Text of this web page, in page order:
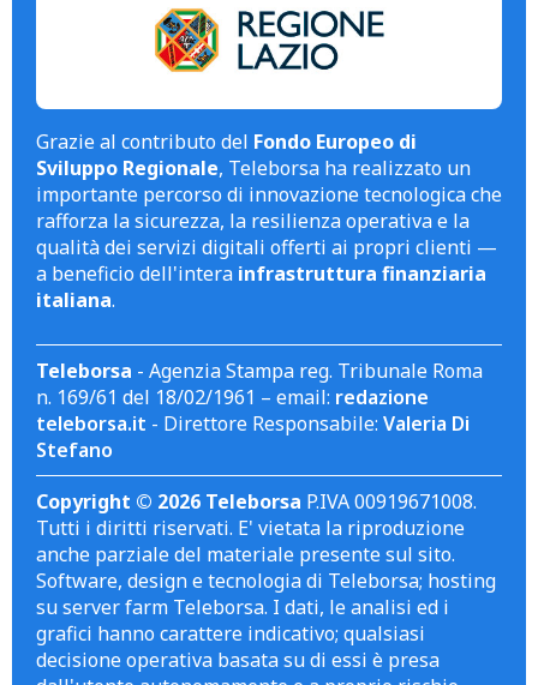
Grazie al contributo del Fondo Europeo di
Sviluppo Regionale, Teleborsa ha realizzato un
importante percorso di innovazione tecnologica che
rafforza la sicurezza, la resilienza operativa e la
qualità dei servizi digitali offerti ai propri clienti —
a beneficio dell'intera infrastruttura finanziaria
italiana.
Teleborsa - Agenzia Stampa reg. Tribunale Roma
n. 169/61 del 18/02/1961 – email: redazione
teleborsa.it - Direttore Responsabile: Valeria Di
Stefano
Copyright © 2026 Teleborsa P.IVA 00919671008.
Tutti i diritti riservati. E' vietata la riproduzione
anche parziale del materiale presente sul sito.
Software, design e tecnologia di Teleborsa; hosting
su server farm Teleborsa. I dati, le analisi ed i
grafici hanno carattere indicativo; qualsiasi
decisione operativa basata su di essi è presa